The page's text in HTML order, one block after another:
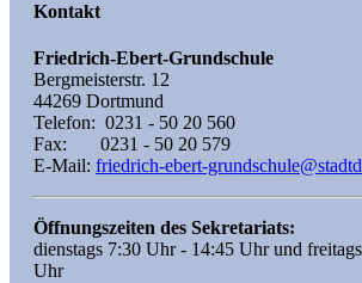
Kontakt
Friedrich-Ebert-Grundschule
Bergmeisterstr. 12
44269 Dortmund
Telefon: 0231 - 50 20 560
Fax: 0231 - 50 20 579
E-Mail: friedrich-ebert-
Öffnungszeiten des Sekretariats:
dienstags 7:30 Uhr - 14:45 Uhr und
Uhr